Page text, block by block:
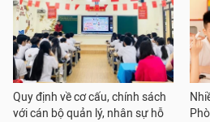
Quy định về cơ cấu, chính sách
với cán bộ quản lý, nhân sự hỗ